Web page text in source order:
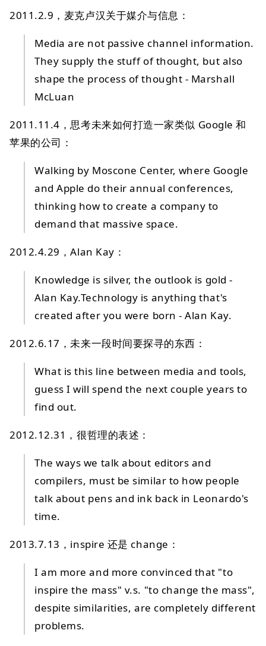
2011.2.9，麦克卢汉关于媒介与信息：
Media are not passive channel information.
They supply the stuff of thought, but also
shape the process of thought - Marshall
McLuan
2011.11.4，思考未来如何打造一家类似 Google 和
苹果的公司：
Walking by Moscone Center, where Google
and Apple do their annual conferences,
thinking how to create a company to
demand that massive space.
2012.4.29，Alan Kay：
Knowledge is silver, the outlook is gold -
Alan Kay.Technology is anything that's
created after you were born - Alan Kay.
2012.6.17，未来一段时间要探寻的东西：
What is this line between media and tools,
guess I will spend the next couple years to
find out.
2012.12.31，很哲理的表述：
The ways we talk about editors and
compilers, must be similar to how people
talk about pens and ink back in Leonardo's
time.
2013.7.13，inspire 还是 change：
I am more and more convinced that "to
inspire the mass" v.s. "to change the mass",
despite similarities, are completely different
problems.